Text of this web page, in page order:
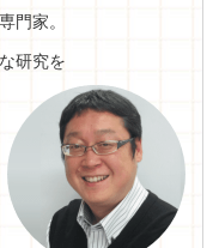
門家。
研究を